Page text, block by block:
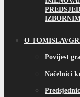
O
Povijest
Načelnici